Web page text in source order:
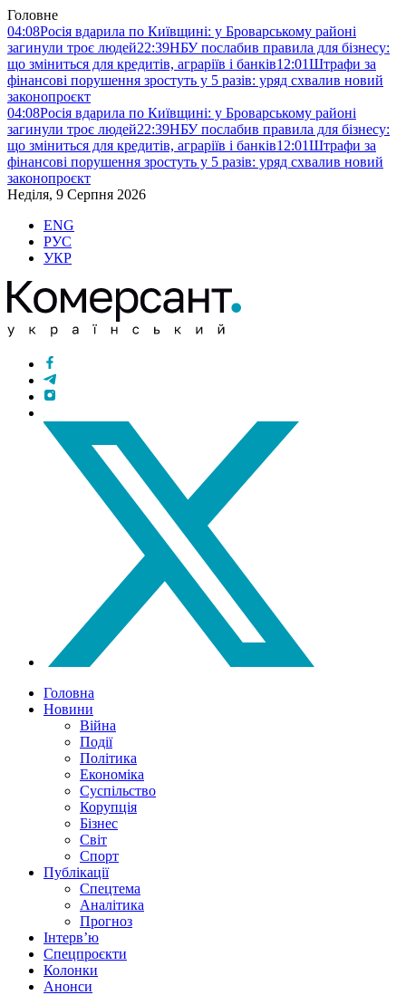
Головне
04:08Росія вдарила по Київщині: у Броварському районі
загинули троє людей22:39НБУ послабив правила для бізнесу:
що зміниться для кредитів, аграріїв і банків12:01Штрафи за
фінансові порушення зростуть у 5 разів: уряд схвалив новий
законопроєкт
04:08Росія вдарила по Київщині: у Броварському районі
загинули троє людей22:39НБУ послабив правила для бізнесу:
що зміниться для кредитів, аграріїв і банків12:01Штрафи за
фінансові порушення зростуть у 5 разів: уряд схвалив новий
законопроєкт
Неділя, 9 Серпня 2026
ENG
РУС
УКР
Головна
Новини
Війна
Події
Політика
Економіка
Суспільство
Корупція
Бізнес
Світ
Спорт
Публікації
Спецтема
Аналітика
Прогноз
Інтерв’ю
Спецпроєкти
Колонки
Анонси